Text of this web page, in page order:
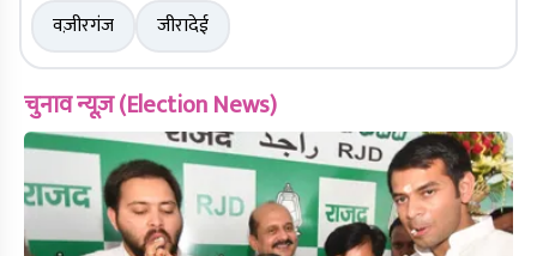
वज़ीरगंज
जीरादेई
चुनाव न्यूज़ (Election News)